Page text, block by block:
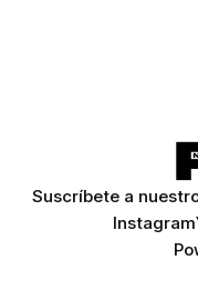
Suscríbete a
Instagram